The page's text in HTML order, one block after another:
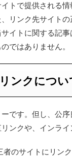
トで提供される
リンク先サイト
イトに関する記
ではありません。
ンクについ
です。但し、公
ンクや、インラ
者のサイトにリン